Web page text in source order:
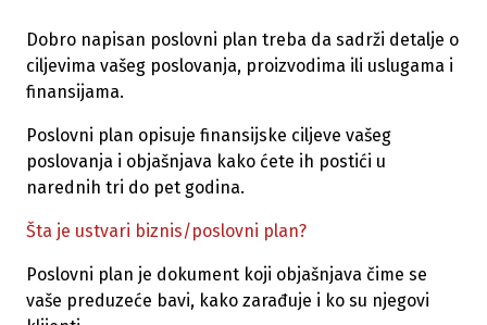
Dobro napisan poslovni plan treba da sadrži detalje o
ciljevima vašeg poslovanja, proizvodima ili uslugama i
finansijama.
Poslovni plan opisuje finansijske ciljeve vašeg
poslovanja i objašnjava kako ćete ih postići u
narednih tri do pet godina.
Šta je ustvari biznis/poslovni plan?
Poslovni plan je dokument koji objašnjava čime se
vaše preduzeće bavi, kako zarađuje i ko su njegovi